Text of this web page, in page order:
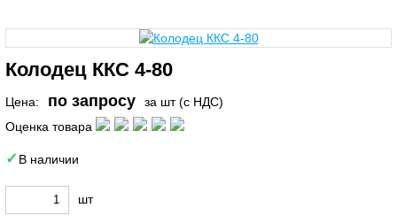
Колодец ККС 4-80
Цена: по запросу
за шт (с НДС)
Оценка товара
В наличии
шт